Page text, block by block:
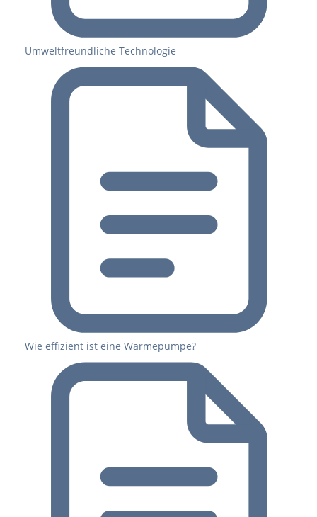
Umweltfreundliche Technologie
Wie effizient ist eine Wärmepumpe?